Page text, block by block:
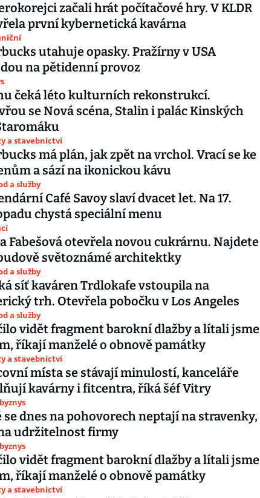
začali hrát počítačové hry. V KLDR
první kybernetická kavárna
utahuje opasky. Pražírny v USA
na pětidenní provoz
čeká léto kulturních rekonstrukcí.
se Nová scéna, Stalin i palác Kinských
a stavebnictví
má plán, jak zpět na vrchol. Vrací se ke
a sází na ikonickou kávu
a služby
Café Savoy slaví dvacet let. Na 17.
chystá speciální menu
Fabešová otevřela novou cukrárnu. Najdete
světoznámé architektky
a služby
síť kaváren Trdlokafe vstoupila na
trh. Otevřela pobočku v Los Angeles
a služby
vidět fragment barokní dlažby a lítali jsme
říkají manželé o obnově památky
a stavebnictví
místa se stávají minulostí, kanceláře
kavárny i fitcentra, říká šéf Vitry
se dnes na pohovorech neptají na stravenky,
udržitelnost firmy
vidět fragment barokní dlažby a lítali jsme
říkají manželé o obnově památky
a stavebnictví